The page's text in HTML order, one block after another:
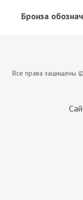
Бронза
Все права защищены ©